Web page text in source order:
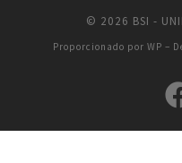
© 2026 BSI -
Proporcionado por WP –